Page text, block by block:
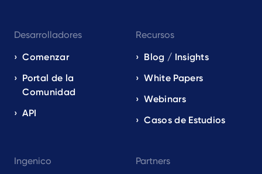
Desarrolladores
Comenzar
Portal de la
Comunidad
API
Recursos
Blog / Insights
White Papers
Webinars
Casos de Estudios
Ingenico
Partners